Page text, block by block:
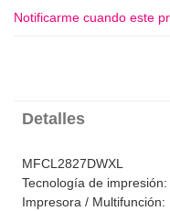
Notificarme cuando este
Detalles
MFCL2827DWXL
Tecnología de
Impresora / Multifunción: